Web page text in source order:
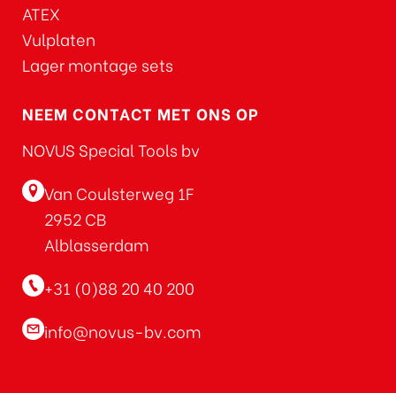
ATEX
Vulplaten
Lager montage sets
NEEM CONTACT MET ONS OP
NOVUS Special Tools bv
Van Coulsterweg 1F
2952 CB
Alblasserdam
+31 (0)88 20 40 200
info@novus-bv.com